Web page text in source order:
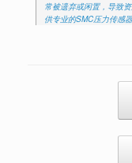
常被遗弃或闲置，导致
供专业的SMC压力传感